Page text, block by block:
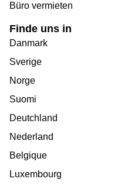
Büro vermieten
Finde uns in
Danmark
Sverige
Norge
Suomi
Deutchland
Nederland
Belgique
Luxembourg